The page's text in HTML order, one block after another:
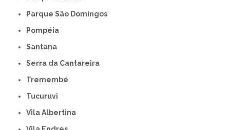
Parque São Domingos
Pompéia
Santana
Serra da Cantareira
Tremembé
Tucuruvi
Vila Albertina